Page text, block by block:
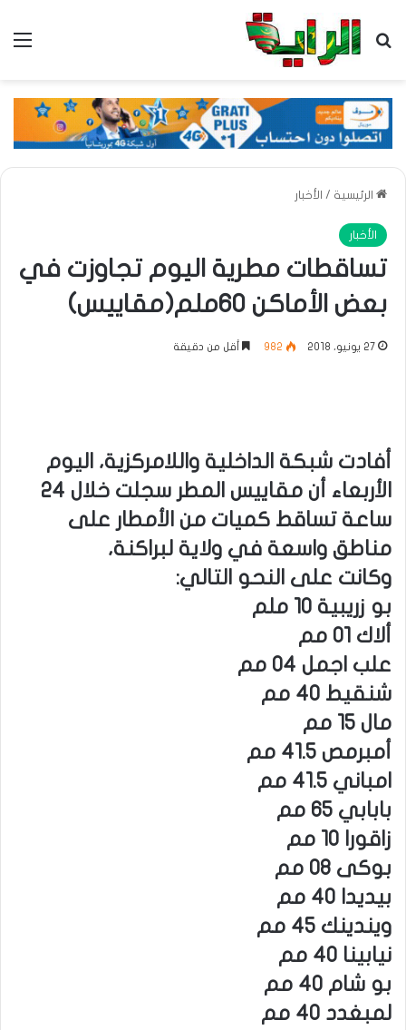
بحث عن
الرئيسية / الأخبار
الأخبار
تساقطات مطرية اليوم تجاوزت في
بعض الأماكن 60ملم(مقاييس)
27 يونيو، 2018 982 أقل من دقيقة
أفادت شبكة الداخلية واللامركزية، اليوم
الأربعاء أن مقاييس المطر سجلت خلال 24
ساعة تساقط كميات من الأمطار على
مناطق واسعة في ولاية لبراكنة،
وكانت على النحو التالي:
بو زريبية 10 ملم
ألاك 01 مم
علب اجمل 04 مم
شنقيط 40 مم
مال 15 مم
أمبرمص 41.5 مم
امباني 41.5 مم
بابابي 65 مم
زاقورا 10 مم
بوكى 08 مم
بيديدا 40 مم
ويندينك 45 مم
نيابينا 40 مم
بو شام 40 مم
لمبغدد 40 مم